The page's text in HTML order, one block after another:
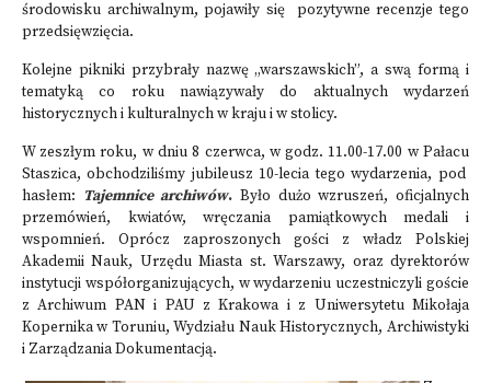
środowisku archiwalnym, pojawiły się pozytywne recenzje tego
przedsięwzięcia.
Kolejne pikniki przybrały nazwę „warszawskich”, a swą formą i
tematyką co roku nawiązywały do aktualnych wydarzeń
historycznych i kulturalnych w kraju i w stolicy.
W zeszłym roku, w dniu 8 czerwca, w godz. 11.00-17.00 w Pałacu
Staszica, obchodziliśmy jubileusz 10-lecia tego wydarzenia, pod
hasłem: Tajemnice archiwów. Było dużo wzruszeń, oficjalnych
przemówień, kwiatów, wręczania pamiątkowych medali i
wspomnień. Oprócz zaproszonych gości z władz Polskiej
Akademii Nauk, Urzędu Miasta st. Warszawy, oraz dyrektorów
instytucji współorganizujących, w wydarzeniu uczestniczyli goście
z Archiwum PAN i PAU z Krakowa i z Uniwersytetu Mikołaja
Kopernika w Toruniu, Wydziału Nauk Historycznych, Archiwistyki
i Zarządzania Dokumentacją.